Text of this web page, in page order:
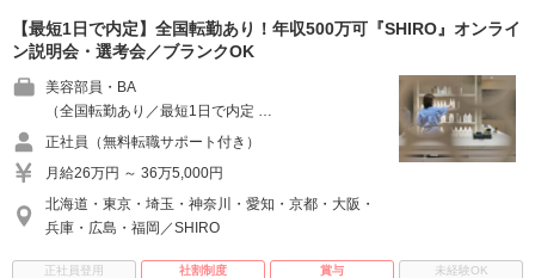
【最短1日で内定】全国転勤あり！年収500万可『SHIRO』オンライ
ン説明会・選考会／ブランクOK
美容部員・BA
（全国転勤あり／最短1日で内定 …
正社員（無料転職サポート付き）
月給26万円 ～ 36万5,000円
北海道・東京・埼玉・神奈川・愛知・京都・大阪・
兵庫・広島・福岡／SHIRO
正社員登用 社割制度 賞与
未経験OK